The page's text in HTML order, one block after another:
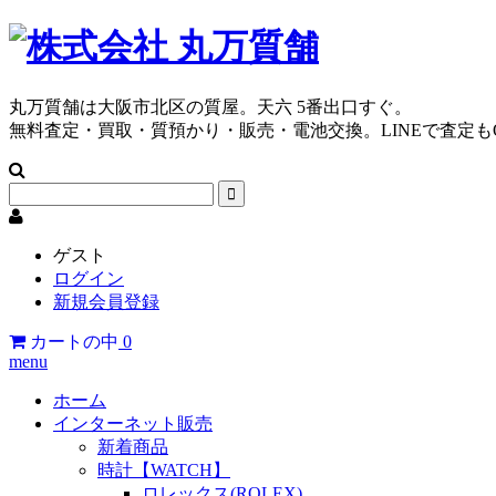
丸万質舗は大阪市北区の質屋。天六 5番出口すぐ。
無料査定・買取・質預かり・販売・電池交換。LINEで査定
ゲスト
ログイン
新規会員登録
カートの中 0
menu
ホーム
インターネット販売
新着商品
時計【WATCH】